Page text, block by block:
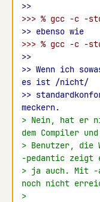
>>
>>> % gcc -c -
>> ebenso wie
>>> % gcc -c -
>>
>> Wenn ich
es ist /nicht/
>>
meckern.
> Nein, hat er
dem Compiler und
> Benutzer, die
-pedantic
> ja auch. Mit -
noch nicht
>